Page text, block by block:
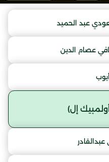
عبد الحميد
إل)